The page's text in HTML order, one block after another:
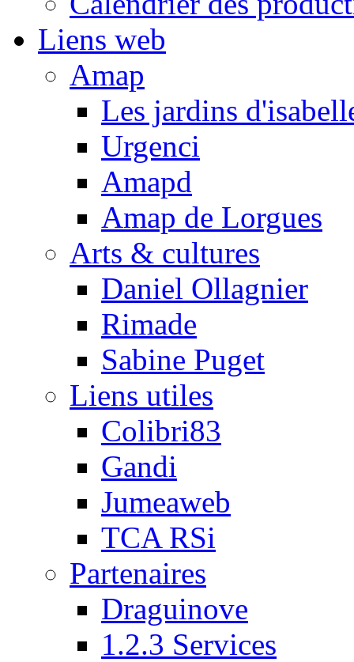
Liens web
Amap
Les jardins
Urgenci
Amapd
Amap de Lorgues
Arts & cultures
Daniel Ollagnier
Rimade
Sabine Puget
Liens utiles
Colibri83
Gandi
Jumeaweb
TCA RSi
Partenaires
Draguinove
1.2.3 Services